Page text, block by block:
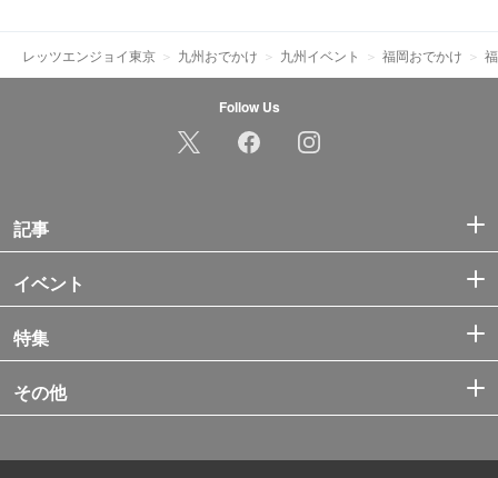
レッツエンジョイ東京 九州おでかけ 九州イベント 福岡おでかけ
Follow Us
記事
イベント
特集
その他